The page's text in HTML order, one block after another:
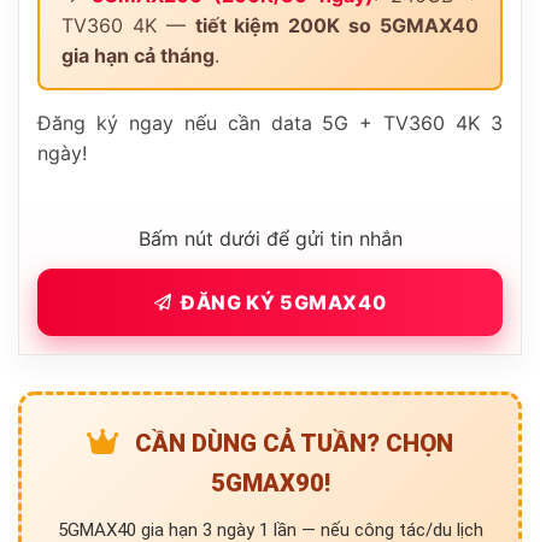
TV360 4K — tiết kiệm 200K so 5GMAX40
gia hạn cả tháng.
Đăng ký ngay nếu cần data 5G + TV360 4K 3
ngày!
Bấm nút dưới để gửi tin nhắn
ĐĂNG KÝ 5GMAX40
CẦN DÙNG CẢ TUẦN? CHỌN
5GMAX90!
5GMAX40 gia hạn 3 ngày 1 lần — nếu công tác/du lịch